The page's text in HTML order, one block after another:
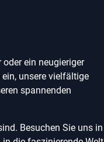
oder ein neugieriger
unsere vielfältige
spannenden
Besuchen Sie uns in